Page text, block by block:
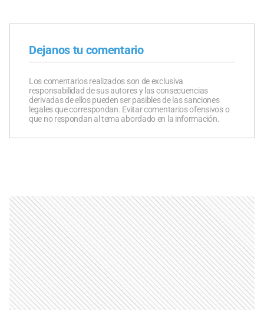
Dejanos tu comentario
Los comentarios realizados son de exclusiva
responsabilidad de sus autores y las consecuencias
derivadas de ellos pueden ser pasibles de las sanciones
legales que correspondan. Evitar comentarios ofensivos o
que no respondan al tema abordado en la información.